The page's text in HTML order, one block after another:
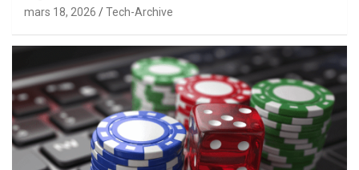
mars 18, 2026 Tech-Archive